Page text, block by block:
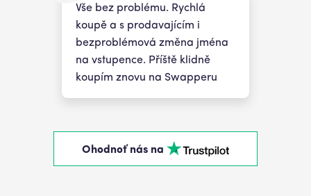
Vše bez problému. Rychlá
koupě a s prodavajícím i
bezproblémová změna jména
na vstupence. Příště klidně
koupím znovu na Swapperu
Ohodnoť nás na